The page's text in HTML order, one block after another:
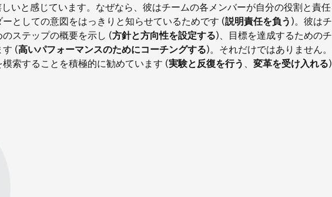
いと感じています。なぜなら、彼はチームの各メンバーが自分の役割と責
としての意図をはっきりと知らせているためです (説明責任を負う)。彼は
ステップの概要を示し (方針と方向性を設定する)、目標を達成するための
す (高いパフォーマンスのためにコーチングする)。それだけではありません
索することを積極的に勧めています (実験と反復を行う 、 変革を受け入れる)